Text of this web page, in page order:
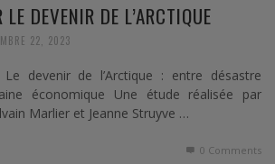
DEVENIR DE L’ARCTIQUE
22, 2023
devenir de l’Arctique : entre désastre
économique Une étude réalisée par
Marlier et Jeanne Struyve …
0 Comments